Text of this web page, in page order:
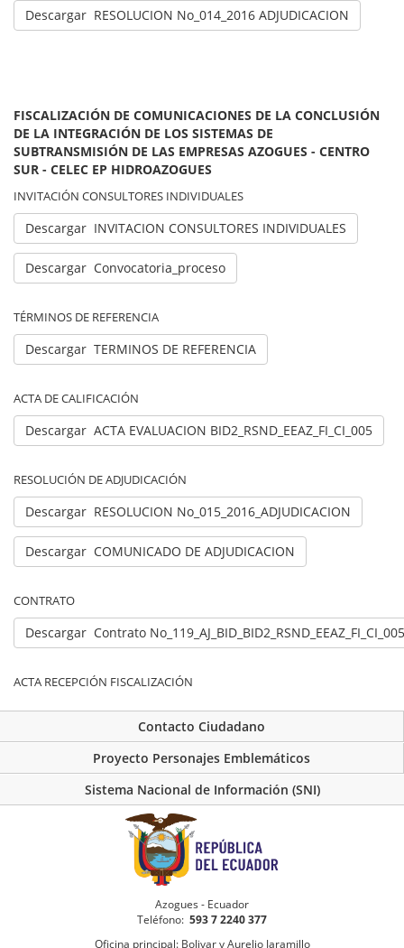
Descargar RESOLUCION No_014_2016 ADJUDICACION
FISCALIZACIÓN DE COMUNICACIONES DE LA CONCLUSIÓN
DE LA INTEGRACIÓN DE LOS SISTEMAS DE
SUBTRANSMISIÓN DE LAS EMPRESAS AZOGUES - CENTRO
SUR - CELEC EP HIDROAZOGUES
INVITACIÓN CONSULTORES INDIVIDUALES
Descargar INVITACION CONSULTORES INDIVIDUALES
Descargar Convocatoria_proceso
TÉRMINOS DE REFERENCIA
Descargar TERMINOS DE REFERENCIA
ACTA DE CALIFICACIÓN
Descargar ACTA EVALUACION BID2_RSND_EEAZ_FI_CI_005
RESOLUCIÓN DE ADJUDICACIÓN
Descargar RESOLUCION No_015_2016_ADJUDICACION
Descargar COMUNICADO DE ADJUDICACION
CONTRATO
Descargar Contrato No_119_AJ_BID_BID2_RSND_EEAZ_FI_CI_005
ACTA RECEPCIÓN FISCALIZACIÓN
Contacto Ciudadano
Proyecto Personajes Emblemáticos
Sistema Nacional de Información (SNI)
Azogues - Ecuador
Teléfono: 593 7 2240 377
Oficina principal: Bolivar y Aurelio Jaramillo